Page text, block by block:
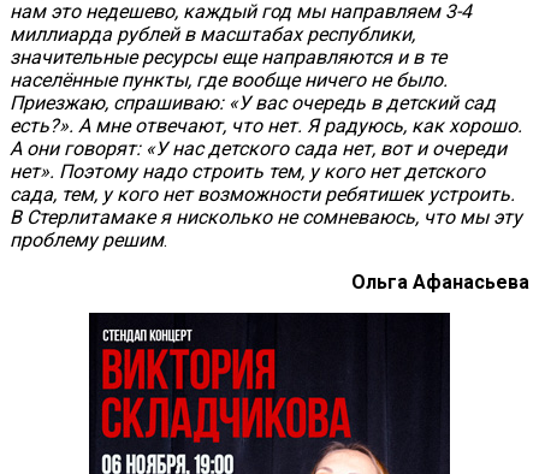
нам это недешево, каждый год мы направляем 3-4
миллиарда рублей в масштабах республики,
значительные ресурсы еще направляются и в те
населённые пункты, где вообще ничего не было.
Приезжаю, спрашиваю: «У вас очередь в детский сад
есть?». А мне отвечают, что нет. Я радуюсь, как хорошо.
А они говорят: «У нас детского сада нет, вот и очереди
нет». Поэтому надо строить тем, у кого нет детского
сада, тем, у кого нет возможности ребятишек устроить.
В Стерлитамаке я нисколько не сомневаюсь, что мы эту
проблему решим.
Ольга Афанасьева